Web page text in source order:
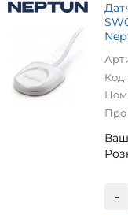
Код